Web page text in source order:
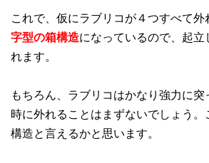
これで、仮にラブリコが４つすべて外
字型の箱構造になっているので、起立
れます。
もちろん、ラブリコはかなり強力に突
時に外れることはまずないでしょう。
構造と言えるかと思います。